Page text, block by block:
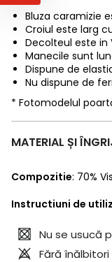
Bluza caramizie
Croiul este larg
Decolteul este in
Manecile sunt
Dispune de
Nu dispune de
* Fotomodelul
MATERIAL ȘI
Compozitie: 70%
Instructiuni de
Nu se usucă
Fără înălbitori